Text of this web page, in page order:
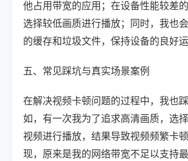
他占用带宽的应用；在设备性能较差
选择较低画质进行播放；同时，我也
的缓存和垃圾文件，保持设备的良好运
五、常见踩坑与真实场景案例
在解决视频卡顿问题的过程中，我也
如，有一次我为了追求高清画质，选
视频进行播放，结果导致视频频繁卡
现，原来是我的网络带宽不足以支持